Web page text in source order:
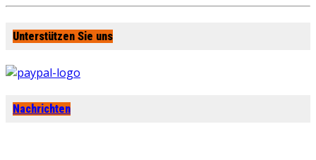
Unterstützen Sie uns
Nachrichten